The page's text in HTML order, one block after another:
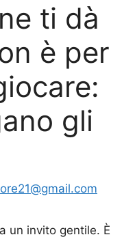
ti dà
è per
gli
un invito gentile. È